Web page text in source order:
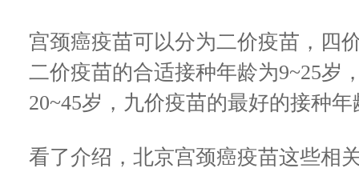
宫颈癌疫苗可以分为二价疫苗，四
二价疫苗的合适接种年龄为9~25岁
20~45岁，九价疫苗的最好的接种年
看了介绍，北京宫颈癌疫苗这些相